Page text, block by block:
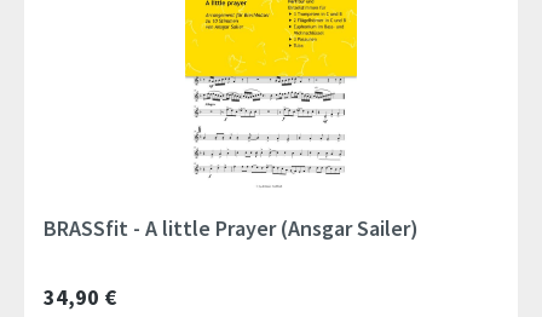
BRASSfit - A little Prayer (Ansgar Sailer)
Regulärer Preis:
34,90 €